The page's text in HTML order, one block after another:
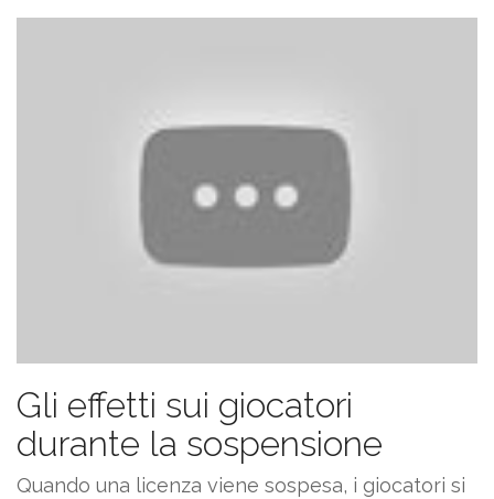
Gli effetti sui giocatori
durante la sospensione
Quando una licenza viene sospesa, i giocatori si